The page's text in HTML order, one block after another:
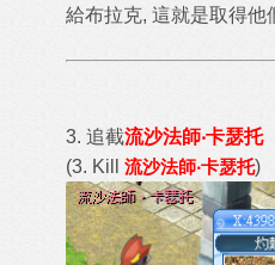
給布拉克, 這就是取得他
3. 追截流沙法師‧卡瑟托
(3. Kill
流沙法師‧卡瑟托)